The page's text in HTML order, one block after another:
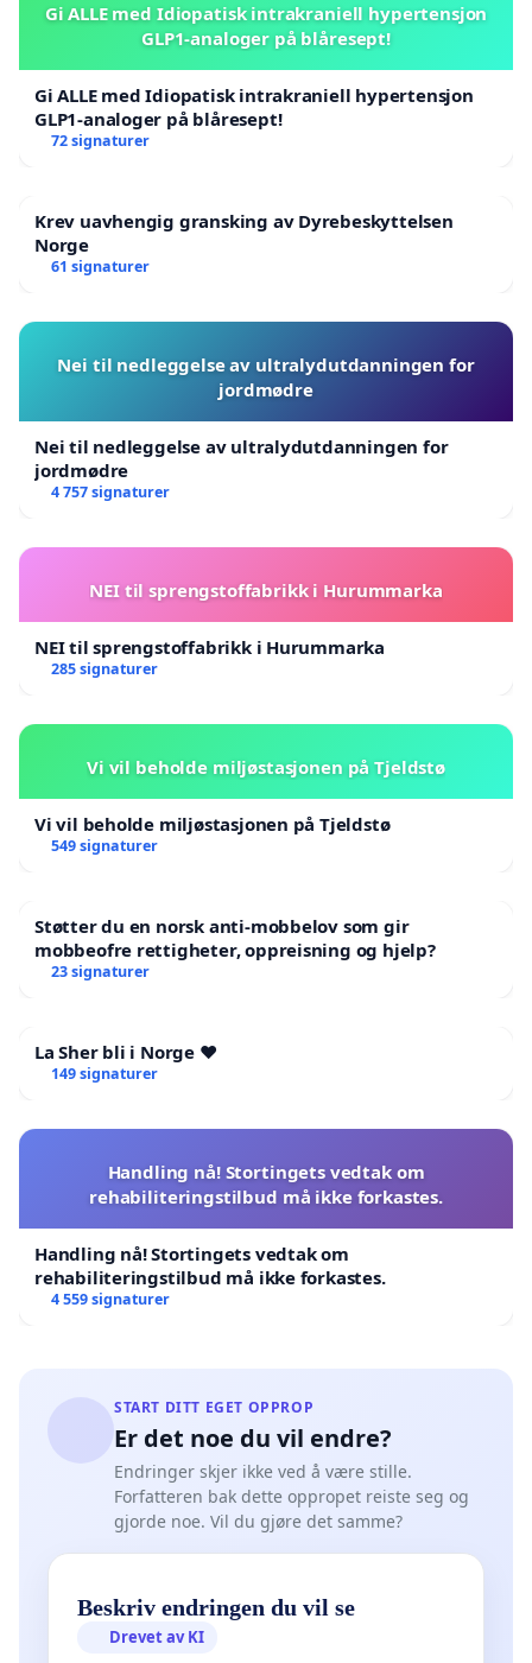
Gi ALLE med Idiopatisk intrakraniell hypertensjon
GLP1-analoger på blåresept!
Gi ALLE med Idiopatisk intrakraniell hypertensjon
GLP1-analoger på blåresept!
72 signaturer
Krev uavhengig gransking av Dyrebeskyttelsen
Norge
61 signaturer
Nei til nedleggelse av ultralydutdanningen for
jordmødre
Nei til nedleggelse av ultralydutdanningen for
jordmødre
4 757 signaturer
NEI til sprengstoffabrikk i Hurummarka
NEI til sprengstoffabrikk i Hurummarka
285 signaturer
Vi vil beholde miljøstasjonen på Tjeldstø
Vi vil beholde miljøstasjonen på Tjeldstø
549 signaturer
Støtter du en norsk anti-mobbelov som gir
mobbeofre rettigheter, oppreisning og hjelp?
23 signaturer
La Sher bli i Norge ❤️
149 signaturer
Handling nå! Stortingets vedtak om
rehabiliteringstilbud må ikke forkastes.
Handling nå! Stortingets vedtak om
rehabiliteringstilbud må ikke forkastes.
4 559 signaturer
START DITT EGET OPPROP
Er det noe du vil endre?
Endringer skjer ikke ved å være stille.
Forfatteren bak dette oppropet reiste seg og
gjorde noe. Vil du gjøre det samme?
Beskriv endringen du vil se
Drevet av KI